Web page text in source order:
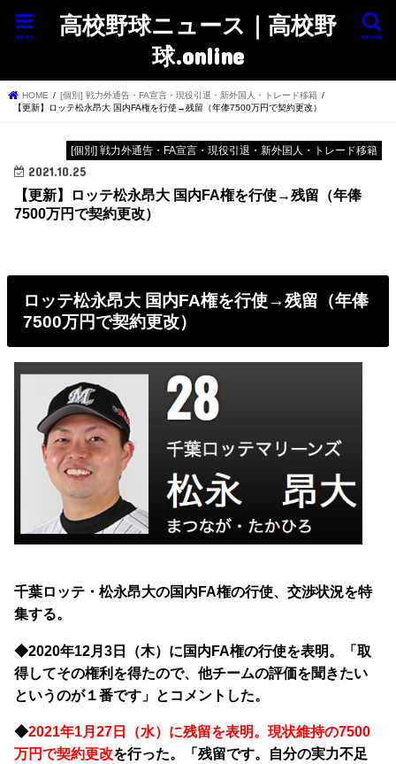
高校野球ニュース｜高校野
球.online
search
menu
HOME
[個別] 戦力外通告・FA宣言・現役引退・新外国人・トレード移籍
【更新】ロッテ松永昂大 国内FA権を行使→残留（年俸7500万円で契約更改）
[個別] 戦力外通告・FA宣言・現役引退・新外国人・トレード移籍
2021.10.25
【更新】ロッテ松永昂大 国内FA権を行使→残留（年俸
7500万円で契約更改）
ロッテ松永昂大 国内FA権を行使→残留（年俸
7500万円で契約更改）
千葉ロッテ・松永昂大の国内FA権の行使、交渉状況を特
集する。
◆2020年12月3日（木）に国内FA権の行使を表明。「取
得してその権利を得たので、他チームの評価を聞きたい
というのが１番です」とコメントした。
◆2021年1月27日（水）に残留を表明。現状維持の7500
万円で契約更改を行った。「残留です。自分の実力不足